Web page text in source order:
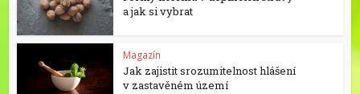
a jak si vybrat
Magazín
Jak zajistit srozumitelnost hlášení
v zastavěném území